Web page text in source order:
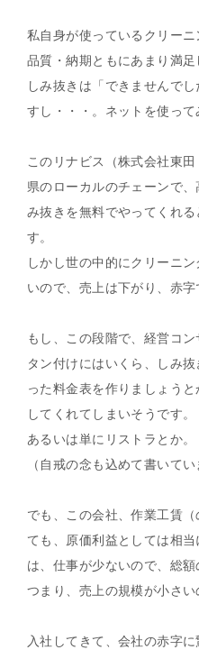
私自身が使っているクリーニ
品質・納期ともにあまり満足
しみ抜きは「できませんで
すし・・・。ネットを使って
このリナビス（株式会社東
県のローカルのチェーンで
み抜きを無料でやってくれ
す。
しかし世の中的にクリーニ
いので、売上は下がり、赤字
もし、この段階で、経営コ
タン付けにはいくら、しみ
った料金表を作りましょう
してくれてしまいそうです。
あるいは単にリストラとか。
（自戒の念も込めて書いてい
でも、この会社、作業工賃
ても、原価利益としては相
は、仕事が少ないので、総額
つまり、売上の規模が小さい
入社してきて、会社の赤字